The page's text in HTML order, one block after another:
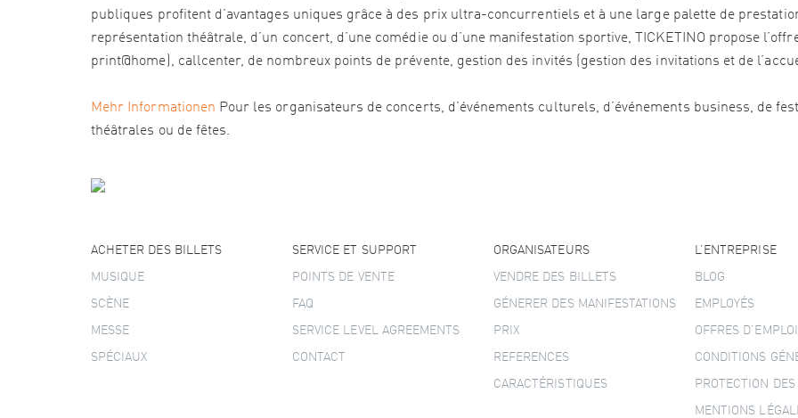
publiques profitent d’avantages uniques grâce à des prix ultra-concurrentiels et à une large palette de
représentation théâtrale, d’un concert, d’une comédie ou d’une manifestation sportive, TICKETINO propose
print@home), callcenter, de nombreux points de prévente, gestion des invités (gestion des invitations et de
Mehr Informationen Pour les organisateurs de concerts, d’événements culturels, d’événements business, de
théâtrales ou de fêtes.
ACHETER DES BILLETS
MUSIQUE
SCÈNE
MESSE
SPÉCIAUX
SERVICE ET SUPPORT
POINTS DE VENTE
FAQ
SERVICE LEVEL AGREEMENTS
CONTACT
ORGANISATEURS
VENDRE DES BILLETS
GÉNERER DES MANIFESTATIONS
PRIX
REFERENCES
CARACTÉRISTIQUES
L’ENTREPRISE
BLOG
EMPLOYÉS
OFFRES D’EMPLOI
CONDITIONS
PROTECTION
MENTIONS